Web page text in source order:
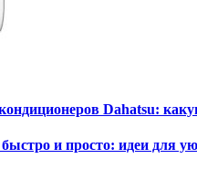
Dahatsu:
и просто: идеи для